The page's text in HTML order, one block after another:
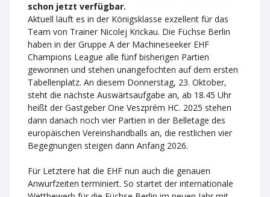
schon jetzt verfügbar.
Aktuell läuft es in der Königsklasse exzellent für das
Team von Trainer Nicolej Krickau. Die Füchse Berlin
haben in der Gruppe A der Machineseeker EHF
Champions League alle fünf bisherigen Partien
gewonnen und stehen unangefochten auf dem ersten
Tabellenplatz. An diesem Donnerstag, 23. Oktober,
steht die nächste Auswärtsaufgabe an, ab 18.45 Uhr
heißt der Gastgeber One Veszprém HC. 2025 stehen
dann danach noch vier Partien in der Belletage des
europäischen Vereinshandballs an, die restlichen vier
Begegnungen steigen dann Anfang 2026.
Für Letztere hat die EHF nun auch die genauen
Anwurfzeiten terminiert. So startet der internationale